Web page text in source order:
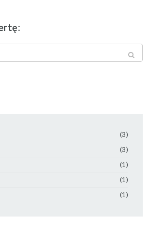
(3)
(3)
(1)
(1)
(1)